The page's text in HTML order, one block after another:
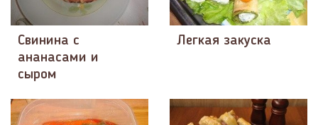
Свинина с
ананасами и
сыром
Легкая закуска